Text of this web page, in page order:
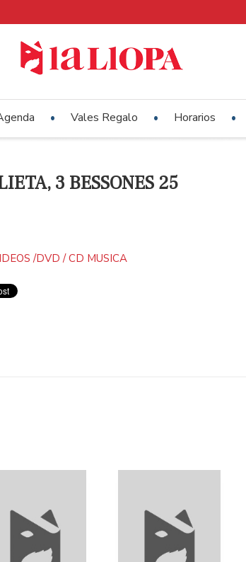
Vales Regalo Horarios
3 BESSONES 25
/DVD / CD MUSICA